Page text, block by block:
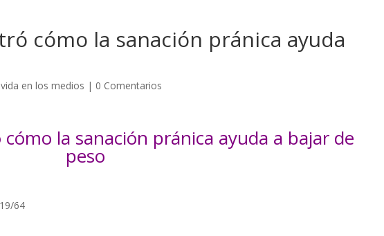
cómo la sanación pránica ayuda
en los medios | 0 Comentarios
la sanación pránica ayuda a bajar de
peso
64